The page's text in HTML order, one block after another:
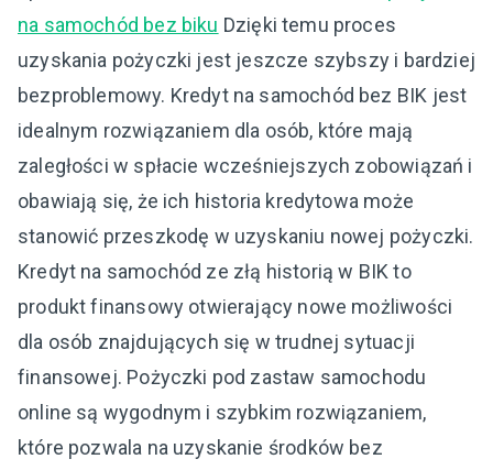
na samochód bez biku Dzięki temu proces
uzyskania pożyczki jest jeszcze szybszy i bardziej
bezproblemowy. Kredyt na samochód bez BIK jest
idealnym rozwiązaniem dla osób, które mają
zaległości w spłacie wcześniejszych zobowiązań i
obawiają się, że ich historia kredytowa może
stanowić przeszkodę w uzyskaniu nowej pożyczki.
Kredyt na samochód ze złą historią w BIK to
produkt finansowy otwierający nowe możliwości
dla osób znajdujących się w trudnej sytuacji
finansowej. Pożyczki pod zastaw samochodu
online są wygodnym i szybkim rozwiązaniem,
które pozwala na uzyskanie środków bez